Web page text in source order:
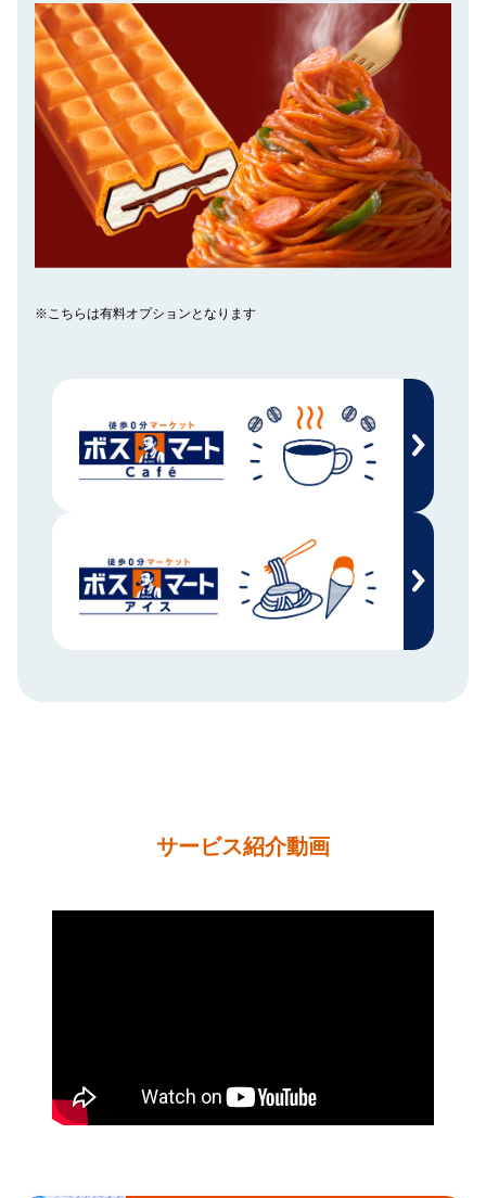
※こちらは有料オプションとなります
サービス紹介動画